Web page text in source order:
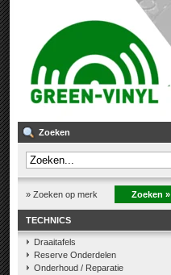
Zoeken
» Zoeken op merk Zoeken »
TECHNICS
Draaitafels
Reserve Onderdelen
Onderhoud / Reparatie